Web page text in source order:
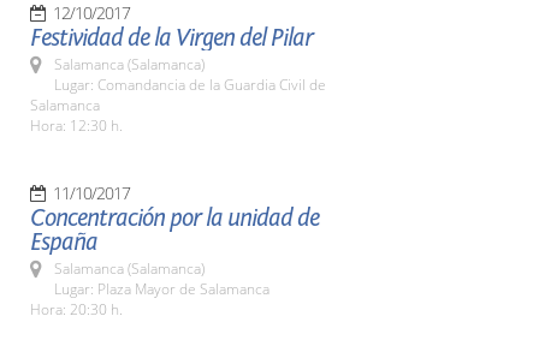
12/10/2017
Festividad de la Virgen del Pilar
Salamanca (Salamanca)
Lugar: Comandancia de la Guardia Civil de
Salamanca
Hora: 12:30 h.
11/10/2017
Concentración por la unidad de
España
Salamanca (Salamanca)
Lugar: Plaza Mayor de Salamanca
Hora: 20:30 h.